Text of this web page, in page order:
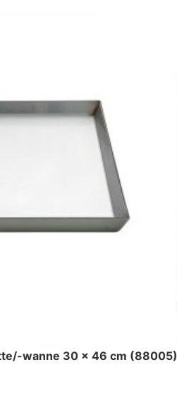
wanne 30 x 46 cm (88005)